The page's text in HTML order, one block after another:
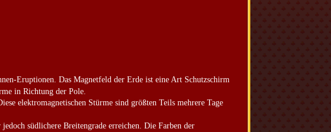
Eruptionen. Das Magnetfeld der Erde ist eine Art Schutzschirm
in Richtung der Pole.
elektromagnetischen Stürme sind größten Teils mehrere Tage
südlichere Breitengrade erreichen. Die Farben der